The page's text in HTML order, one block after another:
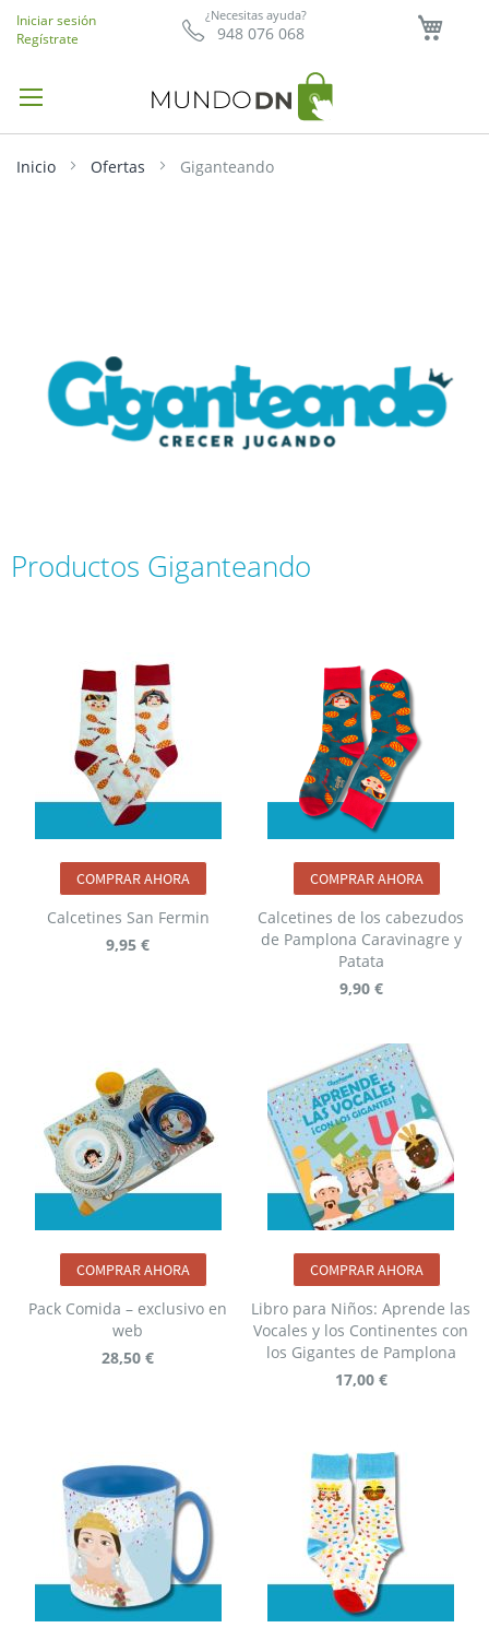
¿Necesitas ayuda?
948 076 068
Iniciar sesión
Regístrate
Inicio Ofertas Giganteando
Productos Giganteando
Calcetines San Fermin
COMPRAR AHORA
9,95 €
Calcetines de los cabezudos
de Pamplona Caravinagre y
Patata
COMPRAR AHORA
9,90 €
Pack Comida – exclusivo en
web
COMPRAR AHORA
28,50 €
Libro para Niños: Aprende las
Vocales y los Continentes con
los Gigantes de Pamplona
COMPRAR AHORA
17,00 €